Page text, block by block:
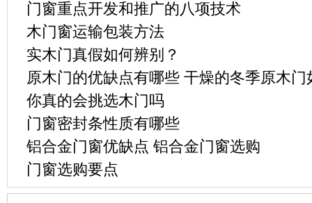
门窗重点开发和推广的八项技术
木门窗运输包装方法
实木门真假如何辨别？
原木门的优缺点有哪些 干燥的冬季原木门
你真的会挑选木门吗
门窗密封条性质有哪些
铝合金门窗优缺点 铝合金门窗选购
门窗选购要点